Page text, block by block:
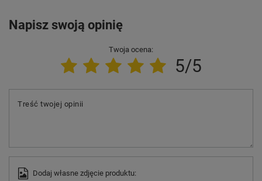
Napisz swoją opinię
Twoja ocena:
5/5
Treść twojej opinii
Dodaj własne zdjęcie produktu: